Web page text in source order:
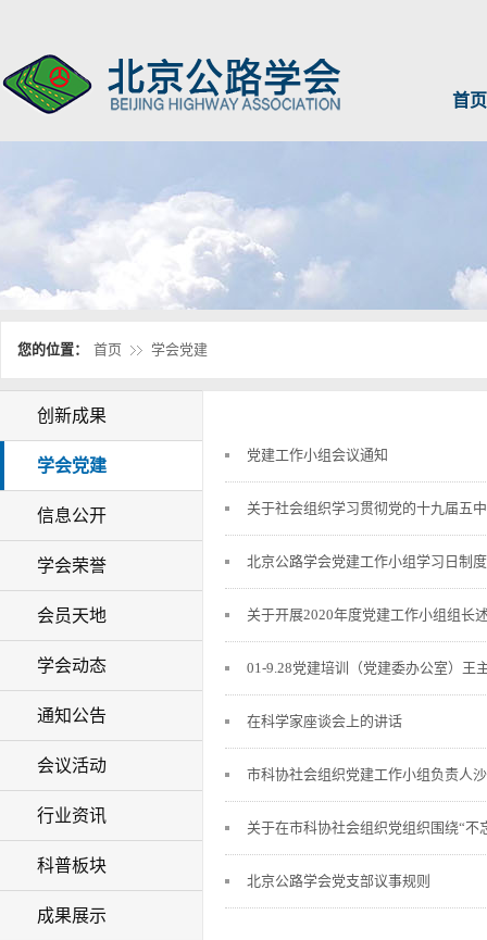
首页
您的位置： 首页 学会党建
创新成果
学会党建
信息公开
学会荣誉
会员天地
学会动态
通知公告
会议活动
行业资讯
科普板块
成果展示
党建工作小组会议通知
关于社会组织学习贯彻党的十九届五
北京公路学会党建工作小组学习日制度
关于开展2020年度党建工作小组组长
01-9.28党建培训（党建委办公室）王
在科学家座谈会上的讲话
市科协社会组织党建工作小组负责人
关于在市科协社会组织党组织围绕“不
北京公路学会党支部议事规则